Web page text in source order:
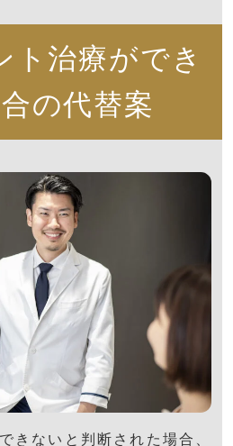
ト治療ができ
の代替案
きないと判断された場合、